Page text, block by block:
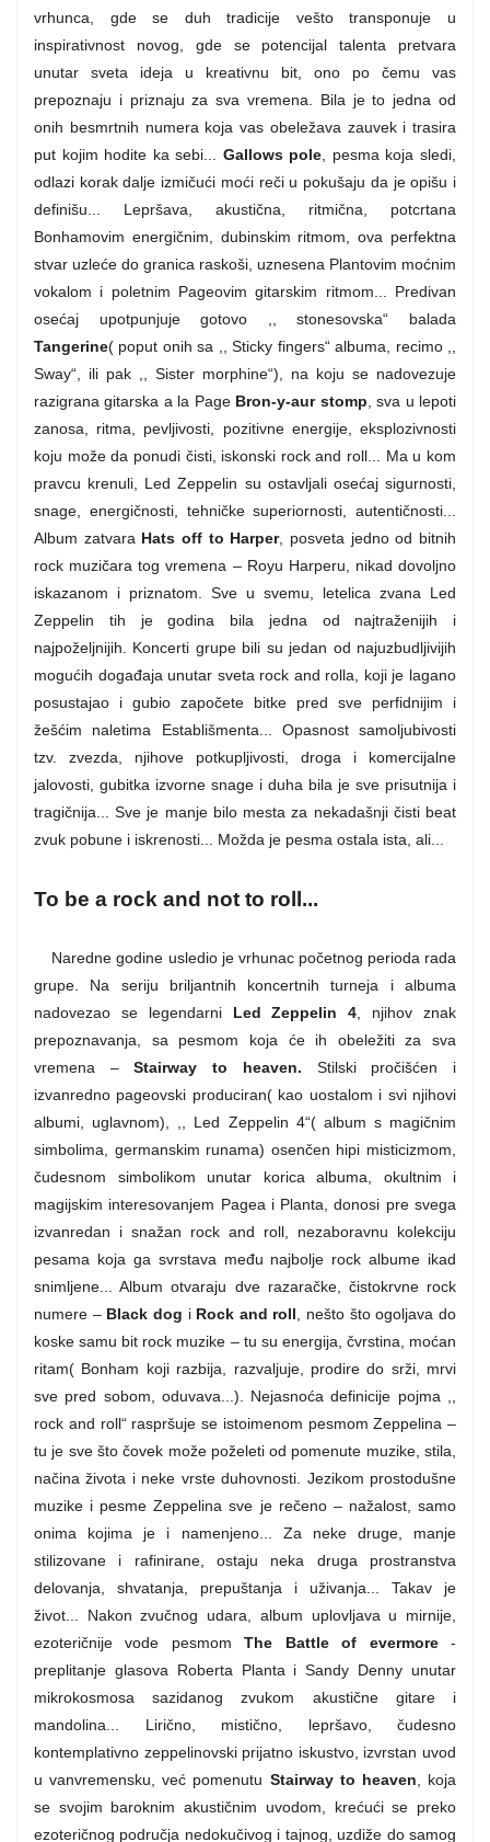
vrhunca, gde se duh tradicije vešto transponuje u
inspirativnost novog, gde se potencijal talenta pretvara
unutar sveta ideja u kreativnu bit, ono po čemu vas
prepoznaju i priznaju za sva vremena. Bila je to jedna od
onih besmrtnih numera koja vas obeležava zauvek i trasira
put kojim hodite ka sebi... Gallows pole , pesma koja sledi,
odlazi korak dalje izmičući moći reči u pokušaju da je opišu i
definišu... Lepršava, akustična, ritmična, potcrtana
Bonhamovim energičnim, dubinskim ritmom, ova perfektna
stvar uzleće do granica raskoši, uznesena Plantovim moćnim
vokalom i poletnim Pageovim gitarskim ritmom... Predivan
osećaj upotpunjuje gotovo ,, stonesovska“ balada
Tangerine( poput onih sa ,, Sticky fingers“ albuma, recimo ,,
Sway“, ili pak ,, Sister morphine“), na koju se nadovezuje
razigrana gitarska a la Page Bron-y-aur stomp , sva u lepoti
zanosa, ritma, pevljivosti, pozitivne energije, eksplozivnosti
koju može da ponudi čisti, iskonski rock and roll... Ma u kom
pravcu krenuli, Led Zeppelin su ostavljali osećaj sigurnosti,
snage, energičnosti, tehničke superiornosti, autentičnosti...
Album zatvara Hats off to Harper, posveta jedno od bitnih
rock muzičara tog vremena – Royu Harperu, nikad dovoljno
iskazanom i priznatom. Sve u svemu, letelica zvana Led
Zeppelin tih je godina bila jedna od najtraženijih i
najpoželjnijih. Koncerti grupe bili su jedan od najuzbudljivijih
mogućih događaja unutar sveta rock and rolla, koji je lagano
posustajao i gubio započete bitke pred sve perfidnijim i
žešćim naletima Establišmenta... Opasnost samoljubivosti
tzv. zvezda, njihove potkupljivosti, droga i komercijalne
jalovosti, gubitka izvorne snage i duha bila je sve prisutnija i
tragičnija... Sve je manje bilo mesta za nekadašnji čisti beat
zvuk pobune i iskrenosti... Možda je pesma ostala ista, ali...
To be a rock and not to roll...
Naredne godine usledio je vrhunac početnog perioda rada
grupe. Na seriju briljantnih koncertnih turneja i albuma
nadovezao se legendarni Led Zeppelin 4 , njihov znak
prepoznavanja, sa pesmom koja će ih obeležiti za sva
vremena –Stairway to heaven. Stilski pročišćen i
izvanredno pageovski produciran( kao uostalom i svi njihovi
albumi, uglavnom), ,, Led Zeppelin 4“( album s magičnim
simbolima, germanskim runama) osenčen hipi misticizmom,
čudesnom simbolikom unutar korica albuma, okultnim i
magijskim interesovanjem Pagea i Planta, donosi pre svega
izvanredan i snažan rock and roll, nezaboravnu kolekciju
pesama koja ga svrstava među najbolje rock albume ikad
snimljene... Album otvaraju dve razaračke, čistokrvne rock
numere – Black dog iRock and roll , nešto što ogoljava do
koske samu bit rock muzike – tu su energija, čvrstina, moćan
ritam( Bonham koji razbija, razvaljuje, prodire do srži, mrvi
sve pred sobom, oduvava...). Nejasnoća definicije pojma ,,
rock and roll“ raspršuje se istoimenom pesmom Zeppelina –
tu je sve što čovek može poželeti od pomenute muzike, stila,
načina života i neke vrste duhovnosti. Jezikom prostodušne
muzike i pesme Zeppelina sve je rečeno – nažalost, samo
onima kojima je i namenjeno... Za neke druge, manje
stilizovane i rafinirane, ostaju neka druga prostranstva
delovanja, shvatanja, prepuštanja i uživanja... Takav je
život... Nakon zvučnog udara, album uplovljava u mirnije,
ezoteričnije vode pesmomThe Battle of evermore-
preplitanje glasova Roberta Planta i Sandy Denny unutar
mikrokosmosa sazidanog zvukom akustične gitare i
mandolina... Lirično, mistično, lepršavo, čudesno
kontemplativno zeppelinovski prijatno iskustvo, izvrstan uvod
u vanvremensku, već pomenutu Stairway to heaven , koja
se svojim baroknim akustičnim uvodom, krećući se preko
ezoteričnog područja nedokučivog i tajnog, uzdiže do samog